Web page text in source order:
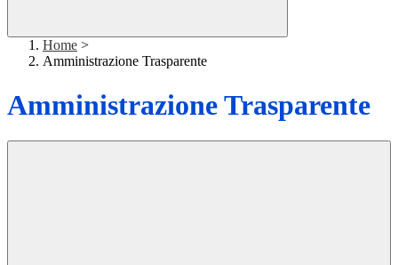
Home >
Amministrazione Trasparente
Amministrazione Trasparente